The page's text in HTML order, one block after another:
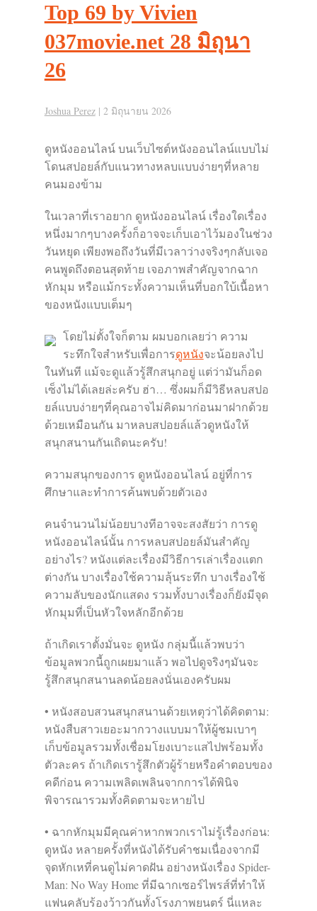
Top 69 by Vivien
037movie.net 28 มิถุนา
26
Joshua Perez | 2 มิถุนายน 2026
ดูหนังออนไลน์ บนเว็บไซต์หนังออนไลน์แบบไม่
โดนสปอยล์กับแนวทางหลบแบบง่ายๆที่หลาย
คนมองข้าม
ในเวลาที่เราอยาก ดูหนังออนไลน์ เรื่องใดเรื่อง
หนึ่งมากๆบางครั้งก็อาจจะเก็บเอาไว้มองในช่วง
วันหยุด เพียงพอถึงวันที่มีเวลาว่างจริงๆกลับเจอ
คนพูดถึงตอนสุดท้าย เจอภาพสำคัญจากฉาก
หักมุม หรือแม้กระทั้งความเห็นที่บอกใบ้เนื้อหา
ของหนังแบบเต็มๆ
โดยไม่ตั้งใจก็ตาม ผมบอกเลยว่า ความ
ระทึกใจสำหรับเพื่อการดูหนังจะน้อยลงไป
ในทันที แม้จะดูแล้วรู้สึกสนุกอยู่ แต่ว่ามันก็อด
เซ็งไม่ได้เลยล่ะครับ ฮ่า… ซึ่งผมก็มีวิธีหลบสปอ
ยล์แบบง่ายๆที่คุณอาจไม่คิดมาก่อนมาฝากด้วย
ด้วยเหมือนกัน มาหลบสปอยล์แล้วดูหนังให้
สนุกสนานกันเถิดนะครับ!
ความสนุกของการ ดูหนังออนไลน์ อยู่ที่การ
ศึกษาและทำการค้นพบด้วยตัวเอง
คนจำนวนไม่น้อยบางทีอาจจะสงสัยว่า การดู
หนังออนไลน์นั้น การหลบสปอยล์มันสำคัญ
อย่างไร? หนังแต่ละเรื่องมีวิธีการเล่าเรื่องแตก
ต่างกัน บางเรื่องใช้ความลุ้นระทึก บางเรื่องใช้
ความลับของนักแสดง รวมทั้งบางเรื่องก็ยังมีจุด
หักมุมที่เป็นหัวใจหลักอีกด้วย
ถ้าเกิดเราตั้งมั่นจะ ดูหนัง กลุ่มนี้แล้วพบว่า
ข้อมูลพวกนี้ถูกเผยมาแล้ว พอไปดูจริงๆมันจะ
รู้สึกสนุกสนานลดน้อยลงนั่นเองครับผม
• หนังสอบสวนสนุกสนานด้วยเหตุว่าได้คิดตาม:
หนังสืบสาวเยอะมากวางแบบมาให้ผู้ชมเบาๆ
เก็บข้อมูลรวมทั้งเชื่อมโยงเบาะแสไปพร้อมทั้ง
ตัวละคร ถ้าเกิดเรารู้สึกตัวผู้ร้ายหรือคำตอบของ
คดีก่อน ความเพลิดเพลินจากการได้พินิจ
พิจารณารวมทั้งคิดตามจะหายไป
• ฉากหักมุมมีคุณค่าหากพวกเราไม่รู้เรื่องก่อน:
ดูหนัง หลายครั้งที่หนังได้รับคำชมเนื่องจากมี
จุดหักเหที่คนดูไม่คาดฝัน อย่างหนังเรื่อง Spider-
Man: No Way Home ที่มีฉากเซอร์ไพรส์ที่ทำให้
แฟนคลับร้องว้าวกันทั้งโรงภาพยนตร์ นี่แหละ